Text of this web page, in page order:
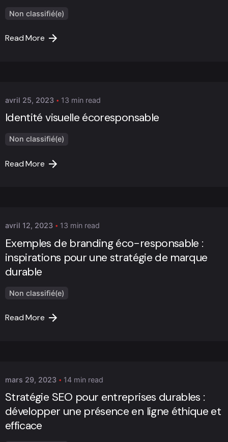
Non classifié(e)
Read More
avril 25, 2023 13 min read
Identité visuelle écoresponsable
Non classifié(e)
Read More
avril 12, 2023 13 min read
Exemples de branding éco-responsable :
inspirations pour une stratégie de marque
durable
Non classifié(e)
Read More
mars 29, 2023 14 min read
Stratégie SEO pour entreprises durables :
développer une présence en ligne éthique et
efficace